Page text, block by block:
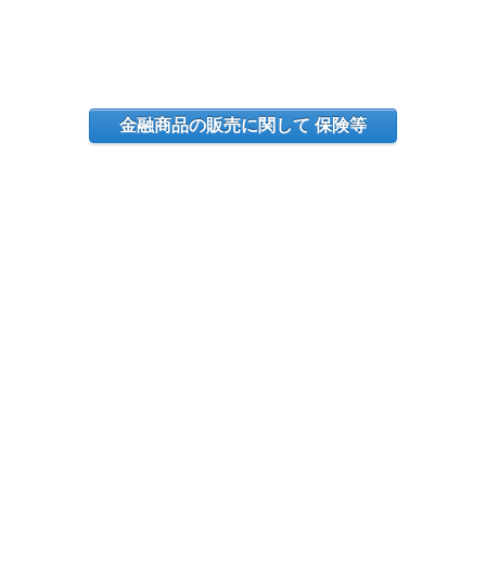
金融商品の販売に関して 保険等